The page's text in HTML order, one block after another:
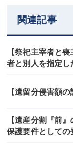
関連記事
【祭祀主宰者と
者と別人を指定し
【遺留分侵害額
【遺産分割『前
保護要件としての